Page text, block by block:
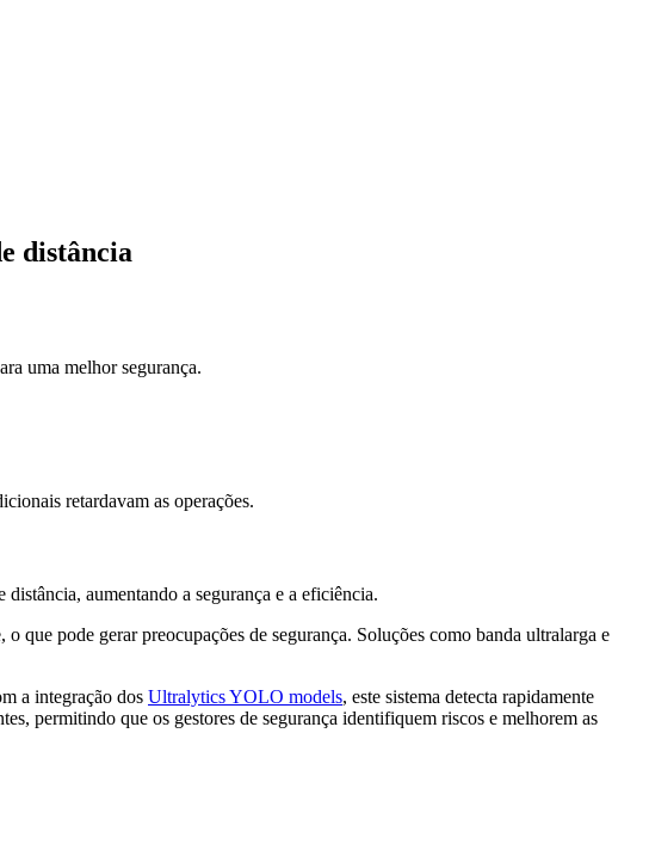
distância
uma melhor segurança.
retardavam as operações.
aumentando a segurança e a eficiência.
que pode gerar preocupações de segurança. Soluções como banda ultralarga e
a integração dos Ultralytics YOLO models, este sistema detecta rapidamente
permitindo que os gestores de segurança identifiquem riscos e melhorem as